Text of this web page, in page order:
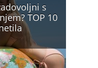
s
TOP 10